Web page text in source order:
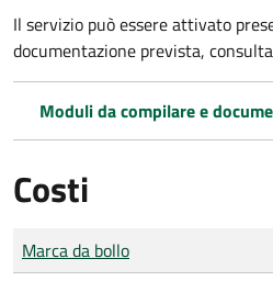
Il servizio può essere attivato
documentazione prevista,
Moduli da compilare e
Costi
Tipo di pagamento
Importo
Marca da bollo